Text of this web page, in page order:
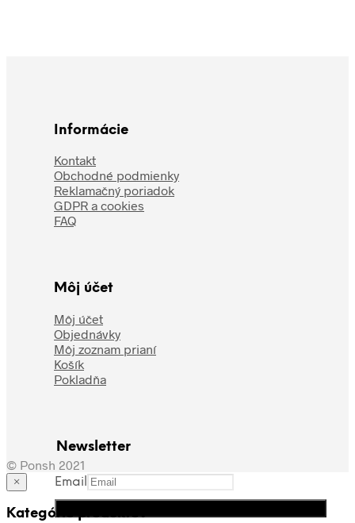
Informácie
Kontakt
Obchodné podmienky
Reklamačný poriadok
GDPR a cookies
FAQ
Môj účet
Môj účet
Objednávky
Môj zoznam prianí
Košík
Pokladňa
Newsletter
Email
© Ponsh 2021
×
Kategórie produktov